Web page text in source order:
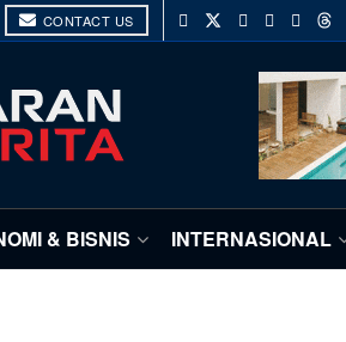
CONTACT US
& BISNIS INTERNASIONAL